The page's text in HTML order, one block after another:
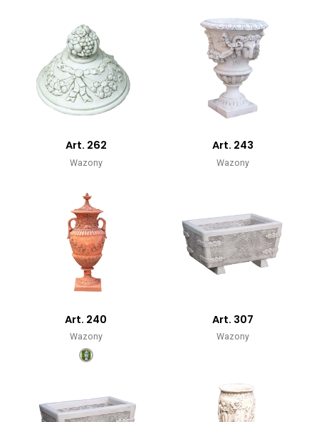
Art. 262
Wazony
Art. 243
Wazony
Art. 240
Wazony
Art. 307
Wazony